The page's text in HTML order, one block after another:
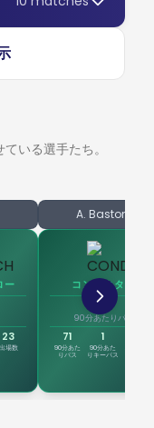
けて、試合は完全
御不能な怒りへと
発レッドが提示さ
い守備網を崩す術
ブロックによる守
ークラスとなっ
ッチに入ってわず
好機を冷徹に沈
へと傾いた。その
に変えてしまっ
レスにさらされ、
れた。 試合の転換
ッションで優位に
そうと試みるも、
えめで、ホームチ
たが、ペナルティ
ュートわずか1本
のは ステファノ・
は守備陣を巧みに
たが、ホームの監
る。ピッチに送り
が、停滞していた
果に終わるはずだ
闘志を見せた。順位
もポゼッションで
チームを苛立たせ
ミシェル・アエビ
、 ステファノ・
全体を通した期待
イチームの先制は数
うものがない相手に
いているように見
れば、その代償は大
さ が激変した。
ールが生まれた熱
ふさわしい国内最
終節にかけられた
スタディオ・レナ
ャンピオンとして
デリコ・ディマル
かと思われたが、
務めることを断固拒
コ・ベルナルデス
振り出しに戻した。
さ がピッチを包み
なぐり捨てた。前半
イチームを沈める
2-1のリードを持っ
を阻む 容赦ない猛
づけたのは、フィ
試合は、開始直後
ンタ は開始早々か
握り、相手ボック
が、そこに立ちは
・クリステンセン
を完璧に統率し、
をことごとく封じ
ッカーの理屈では
抗度 は流れに逆ら
ンポを支配する中、
ティーナだった。
にゴールへ流し込
いる選手たち。
ー
23
出場数
A. Bastoni
コンダクター
71
90分あたりパス
71
90分あた
りパス
1
90分あた
りキーパス